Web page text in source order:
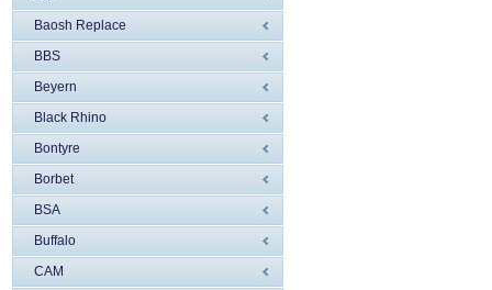
Baosh Replace
BBS
Beyern
Black Rhino
Bontyre
Borbet
BSA
Buffalo
CAM